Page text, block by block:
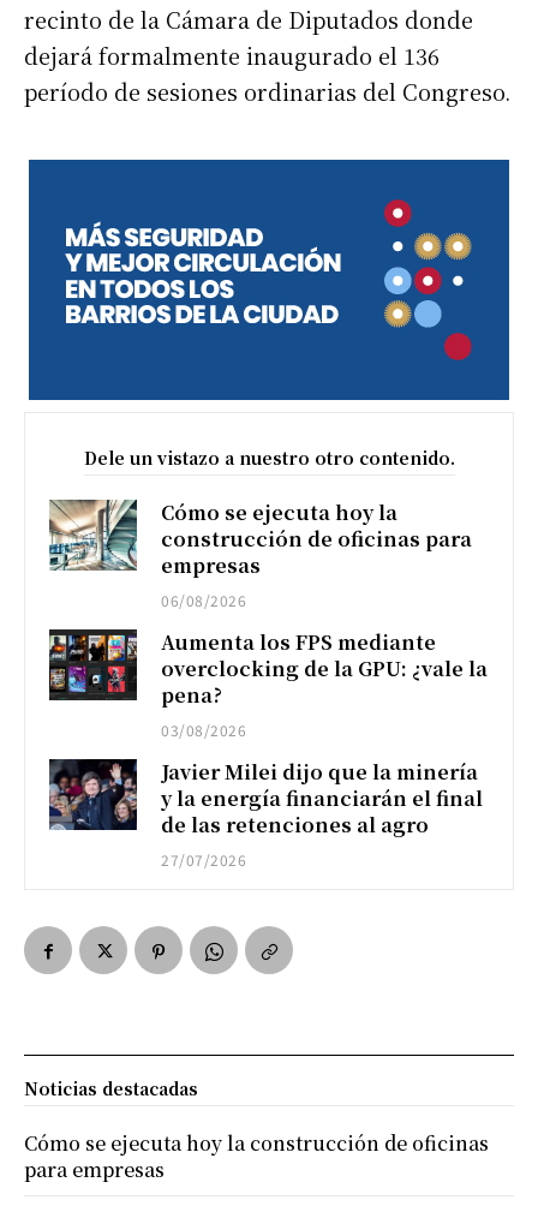
recinto de la Cámara de Diputados donde
dejará formalmente inaugurado el 136
período de sesiones ordinarias del Congreso.
Dele un vistazo a nuestro otro contenido.
Cómo se ejecuta hoy la
construcción de oficinas para
empresas
06/08/2026
Aumenta los FPS mediante
overclocking de la GPU: ¿vale la
pena?
03/08/2026
Javier Milei dijo que la minería
y la energía financiarán el final
de las retenciones al agro
27/07/2026
Noticias destacadas
Cómo se ejecuta hoy la construcción de oficinas
para empresas